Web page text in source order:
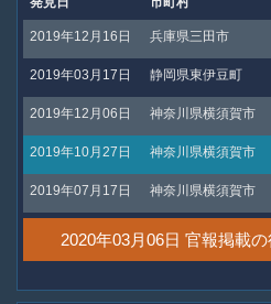
2019年12月16日 兵庫県三田市
2019年03月17日 静岡県東伊豆町
2019年12月06日 神奈川県横須賀市
2019年10月27日 神奈川県横須賀市
2019年07月17日 神奈川県横須賀市
2020年03月06日 官報掲載